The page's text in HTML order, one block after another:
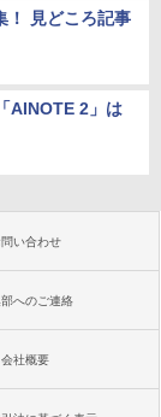
！ 見どころ記事
AINOTE 2」は
問い合わせ
へのご連絡
会社概要